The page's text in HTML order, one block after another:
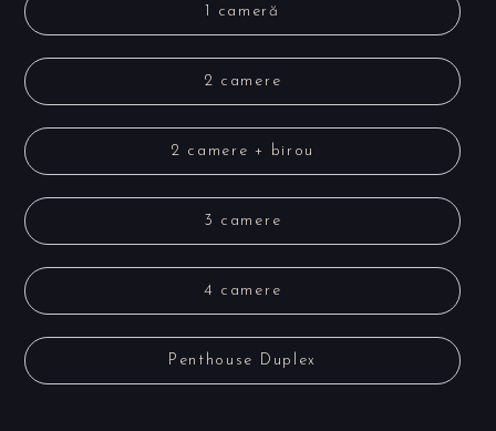
1 cameră
2 camere
2 camere + birou
3 camere
4 camere
Penthouse Duplex